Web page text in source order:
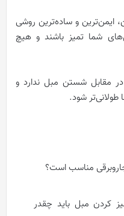
ایمن‌ترین و ساده‌ترین روشی
شما تمیز باشند و هیچ
مقابل شستن مبل ندارد و
شود.
مناسب است؟
کردن مبل باید چقدر